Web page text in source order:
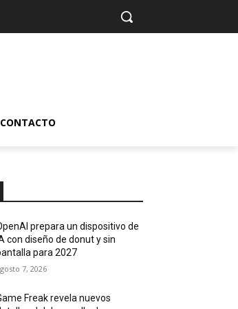
CONTACTO
prepara un dispositivo de
con diseño de donut y sin
para 2027
7, 2026
Freak revela nuevos